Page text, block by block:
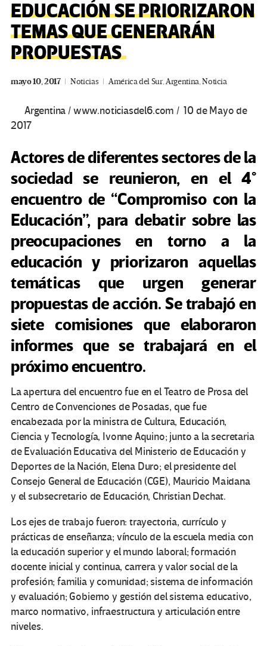
EDUCACIÓN SE PRIORIZARON
TEMAS QUE GENERARÁN
PROPUESTAS
mayo 10, 2017 Noticias América del Sur,Argentina,Noticia
Argentina / www.noticiasdel6.com / 10 de Mayo de
2017
Actores de diferentes sectores de la
sociedad se reunieron, en el 4°
encuentro de “Compromiso con la
Educación”, para debatir sobre las
preocupaciones en torno a la
educación y priorizaron aquellas
temáticas que urgen generar
propuestas de acción. Se trabajó en
siete comisiones que elaboraron
informes que se trabajará en el
próximo encuentro.
La apertura del encuentro fue en el Teatro de Prosa del
Centro de Convenciones de Posadas, que fue
encabezada por la ministra de Cultura, Educación,
Ciencia y Tecnología, Ivonne Aquino; junto a la secretaria
de Evaluación Educativa del Ministerio de Educación y
Deportes de la Nación, Elena Duro; el presidente del
Consejo General de Educación (CGE), Mauricio Maidana
y el subsecretario de Educación, Christian Dechat.
Los ejes de trabajo fueron: trayectoria, currículo y
prácticas de enseñanza; vínculo de la escuela media con
la educación superior y el mundo laboral; formación
docente inicial y continua, carrera y valor social de la
profesión; familia y comunidad; sistema de información
y evaluación; Gobierno y gestión del sistema educativo,
marco normativo, infraestructura y articulación entre
niveles.